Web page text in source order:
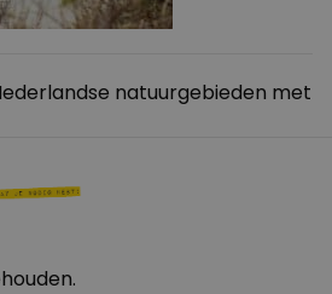
natuurgebieden met